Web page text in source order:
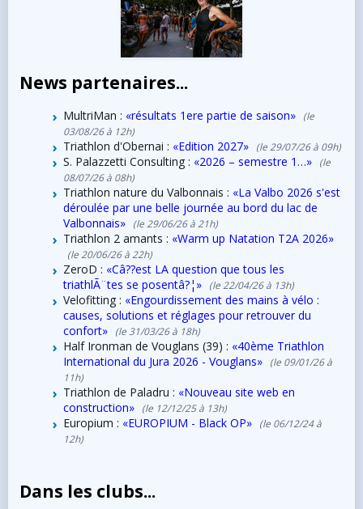
News partenaires...
MultriMan : «résultats 1ere partie de saison»
(le
03/08/26 à 12h)
Triathlon d'Obernai : «Edition 2027» (le 29/07/26 à 09h)
S. Palazzetti Consulting : «2026 – semestre 1…»
(le
08/07/26 à 08h)
Triathlon nature du Valbonnais : «La Valbo 2026 s'est
déroulée par une belle journée au bord du lac de
Valbonnais»
(le 29/06/26 à 21h)
Triathlon 2 amants : «Warm up Natation T2A 2026»
(le 20/06/26 à 22h)
ZeroD : «Câ??est LA question que tous les
triathlÃ¨tes se posentâ?¦»
(le 22/04/26 à 13h)
Velofitting : «Engourdissement des mains à vélo :
causes, solutions et réglages pour retrouver du
confort»
(le 31/03/26 à 18h)
Half Ironman de Vouglans (39) : «40ème Triathlon
International du Jura 2026 - Vouglans»
(le 09/01/26 à
11h)
Triathlon de Paladru : «Nouveau site web en
construction»
(le 12/12/25 à 13h)
Europium : «EUROPIUM - Black OP»
(le 06/12/24 à
12h)
Dans les clubs...